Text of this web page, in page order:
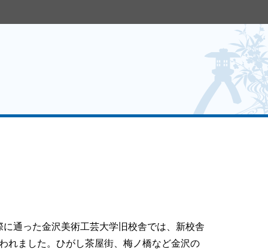
通った金沢美術工芸大学旧校舎では、新校舎
れました。ひがし茶屋街、梅ノ橋など金沢の